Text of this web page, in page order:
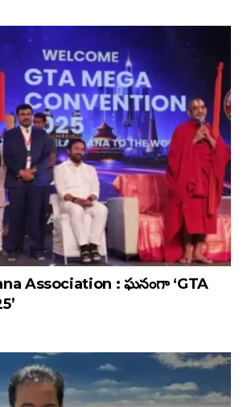
Association : ఘనంగా ‘GTA